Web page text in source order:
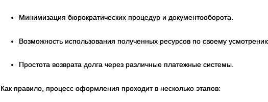
Минимизация бюрократических процедур и документооборота.
Возможность использования полученных ресурсов по своему
Простота возврата долга через различные платежные системы.
Как правило, процесс оформления проходит в несколько этапов: